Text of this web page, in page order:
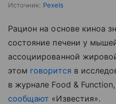
Источник: Pexels
Рацион на основе киноа
состояние печени у
ассоциированной
этом говорится в
в журнале Food &
сообщают «Известия».